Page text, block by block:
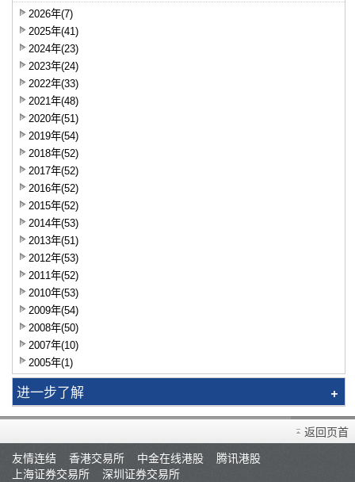
2026年(7)
2025年(41)
2024年(23)
2023年(24)
2022年(33)
2021年(48)
2020年(51)
2019年(54)
2018年(52)
2017年(52)
2016年(52)
2015年(52)
2014年(53)
2013年(51)
2012年(53)
2011年(52)
2010年(53)
2009年(54)
2008年(50)
2007年(10)
2005年(1)
进一步了解
研究报告
智识拣股
市况评论
返回页首
友情连结
香港交易所 中金在线港股
腾讯港股
上海证券交易所
深圳证券交易所